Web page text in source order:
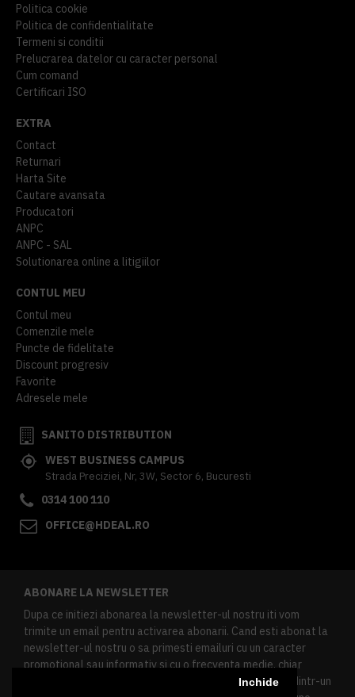
Inchide
Politica cookie
Politica de confidentialitate
Termeni si conditii
Prelucrarea datelor cu caracter personal
Cum comand
Certificari ISO
EXTRA
Contact
Returnari
Harta Site
Cautare avansata
Producatori
ANPC
ANPC - SAL
Solutionarea online a litigiilor
CONTUL MEU
Contul meu
Comenzile mele
Puncte de fidelitate
Discount progresiv
Favorite
Adresele mele
SANITO DISTRIBUTION
WEST BUSINESS CAMPUS
Strada Preciziei, Nr, 3W, Sector 6, Bucuresti
0314 100 110
OFFICE@HDEAL.RO
ABONARE LA NEWSLETTER
Dupa ce initiezi abonarea la newsletter-ul nostru iti vom
trimite un email pentru activarea abonarii. Cand esti abonat la
newsletter-ul nostru o sa primesti emailuri cu un caracter
promotional sau informativ si cu o frecventa medie, chiar
redusa. Daca doresti sa te dezabonezi poti urma linkul dintr-un